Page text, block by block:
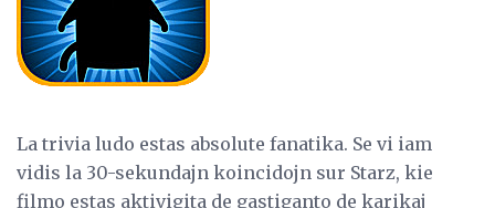
La trivia ludo estas absolute fanatika. Se vi iam
vidis la 30-sekundajn koincidojn sur Starz, kie
filmo estas aktivigita de gastiganto de karikaj